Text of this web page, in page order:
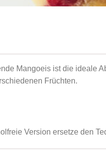
Mangoeis ist die ideale
Früchten.
Version ersetze den